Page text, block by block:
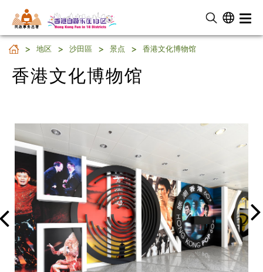
民 政 事 务 总 署
香港文化博物馆
地区 沙田區 景点 香港文化博物馆
香港文化博物馆